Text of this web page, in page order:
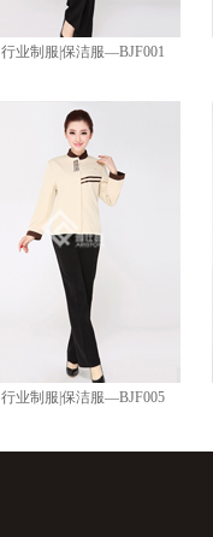
行业制服|保洁服—BJF001
行业制服|保洁服—BJF005